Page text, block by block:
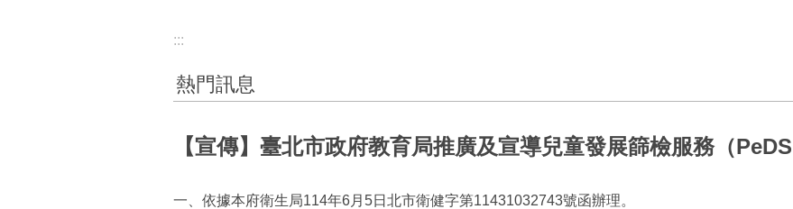
:::
熱門訊息
【宣傳】臺北市政府教育局推廣及宣導兒童發展篩檢服務（PeDS
一、依據本府衛生局114年6月5日北市衛健字第11431032743號函辦理。